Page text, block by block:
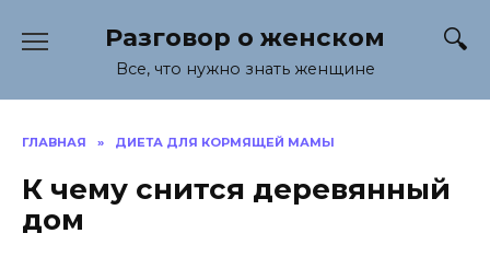
содержанию
Разговор о женском
Все, что нужно знать женщине
ГЛАВНАЯ » ДИЕТА ДЛЯ КОРМЯЩЕЙ МАМЫ
К чему снится деревянный
дом